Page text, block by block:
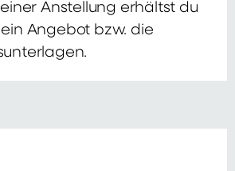
einer Anstellung erhältst du
Angebot bzw. die